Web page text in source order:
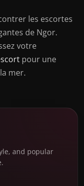
les escortes
de Ngor.
votre
pour une
mer.
and popular